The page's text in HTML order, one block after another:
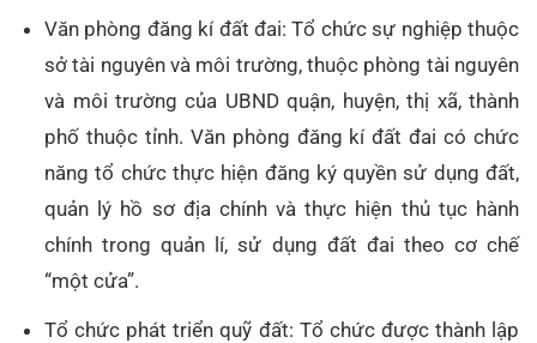
Văn phòng đăng kí đất đai: Tổ chức sự nghiệp thuộc
sở tài nguyên và môi trường, thuộc phòng tài nguyên
và môi trường của UBND quận, huyện, thị xã, thành
phố thuộc tỉnh. Văn phòng đăng kí đất đai có chức
năng tổ chức thực hiện đăng ký quyền sử dụng đất,
quản lý hồ sơ địa chính và thực hiện thủ tục hành
chính trong quản lí, sử dụng đất đai theo cơ chế
“một cửa”.
Tổ chức phát triển quỹ đất: Tổ chức được thành lập